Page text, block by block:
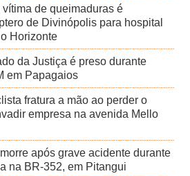
vítima de queimaduras é
de Divinópolis para hospital
Horizonte
da Justiça é preso durante
em Papagaios
fratura a mão ao perder o
empresa na avenida Mello
após grave acidente durante
na BR-352, em Pitangui